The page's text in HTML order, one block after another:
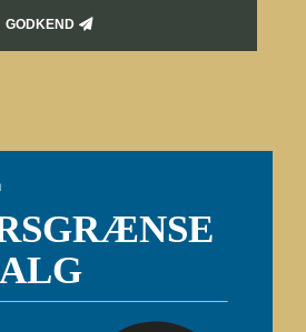
GODKEND